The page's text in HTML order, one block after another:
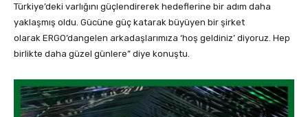
Türkiye’deki varlığını güçlendirerek hedeflerine bir adım daha
yaklaşmış oldu. Gücüne güç katarak büyüyen bir şirket
olarak ERGO’dangelen arkadaşlarımıza ‘hoş geldiniz’ diyoruz. Hep
birlikte daha güzel günlere” diye konuştu.